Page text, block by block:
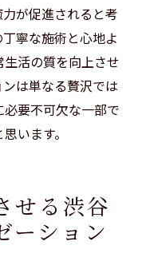
が促進されると考
寧な施術と心地よ
活の質を向上させ
は単なる贅沢では
要不可欠な一部で
います。
せる渋谷
ーション